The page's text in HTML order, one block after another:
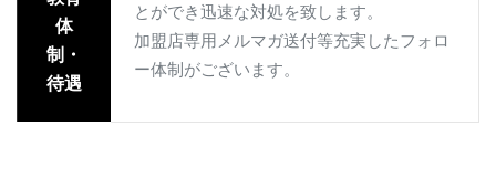
体
制・
待遇
とができ迅速な対処を致します。
加盟店専用メルマガ送付等充実したフォロ
ー体制がございます。